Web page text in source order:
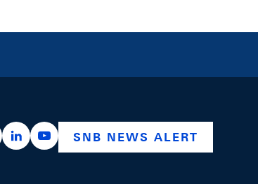
https://x.com/snb_bns
https://ch.linkedin.com/company/swiss-
https://www.youtube.com/
SNB NEWS ALERT